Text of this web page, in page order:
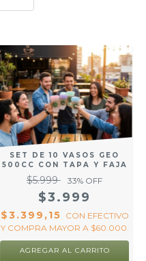
SET DE 10 VASOS GEO
500CC CON TAPA Y FAJA
$5.999 33% OFF
$3.999
$3.399,15 CON EFECTIVO
Y COMPRA MAYOR A $60.000.
AGREGAR AL CARRITO